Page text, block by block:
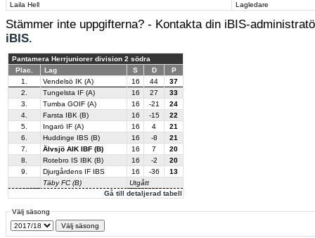
Laila Hell
Lagledare
Stämmer inte uppgifterna? - Kontakta din iBIS-
iBIS.
Pantamera Herrjuniorer division 2 södra
Plac.
Lag S D P
Gå till detaljerad tabell
1. Vendelsö IK (A) 16 44
37
2.
Tungelsta IF (A) 16 27
33
3.
Tumba GOIF (A) 16 -21
24
4.
Farsta IBK (B) 16 -15
22
5.
Ingarö IF (A) 16 4
21
6.
Huddinge IBS (B) 16 -8
21
7.
Älvsjö AIK IBF (B) 16 7
20
8.
Rotebro IS IBK (B) 16 -2
20
9.
Djurgårdens IF IBS 16 -36
13
Täby FC (B)
Utgått
Välj säsong